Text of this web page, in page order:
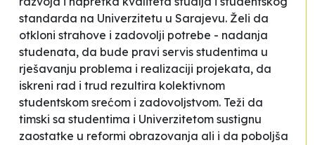
standarda na Univerzitetu u Sarajevu. Želi da
otkloni strahove i zadovolji potrebe - nadanja
studenata, da bude pravi servis studentima u
rješavanju problema i realizaciji projekata, da
iskreni rad i trud rezultira kolektivnom
studentskom srećom i zadovoljstvom. Teži da
timski sa studentima i Univerzitetom sustignu
zaostatke u reformi obrazovanja ali i da poboljša